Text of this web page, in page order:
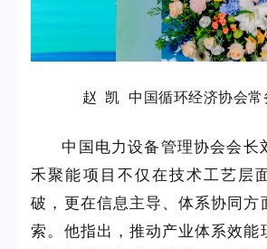
赵 凯 中国循环经济协会常
中国电力设备管理协会会长
禾聚能项目不仅在技术工艺层
破，更在信息主导、体系协同方
索。他指出，推动产业体系效能